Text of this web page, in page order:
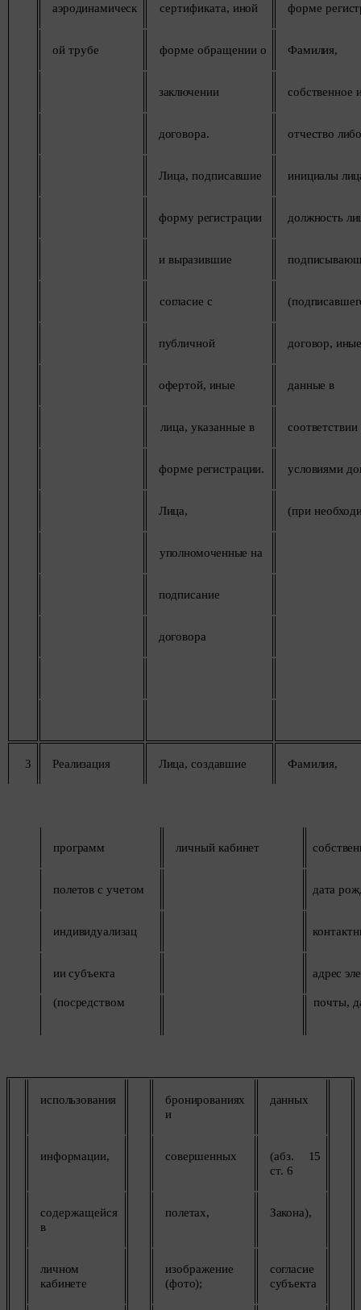
аэродинамическ сертификата, иной форме
ойтрубе форме обращениио Фамилия,
заключении собственное
договора. отчество либо
Лица, подписавшие инициалы
форму регистрации должность
и выразившие
согласие с
публичной договор, иные
офертой, иные данные в
лица, указанные в соответствии
форме регистрации. условиями
Лица, (при
уполномоченные на
подписание
договора
3 Реализация Лица, создавшие Фамилия,
программ личный кабинет
полетов с учетом дата
индивидуализац
ии субъекта адрес
(посредством почты,
использования
бронированиях
и
данных
информации, совершенных (абз.
15
ст. 6
содержащейся
в
полетах, Закона),
личном
кабинете
изображение
(фото);
согласие
субъекта